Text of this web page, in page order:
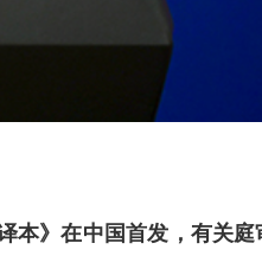
本》在中国首发，有关